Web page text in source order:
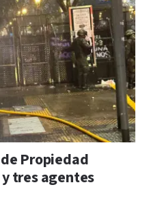
Propiedad
tres agentes